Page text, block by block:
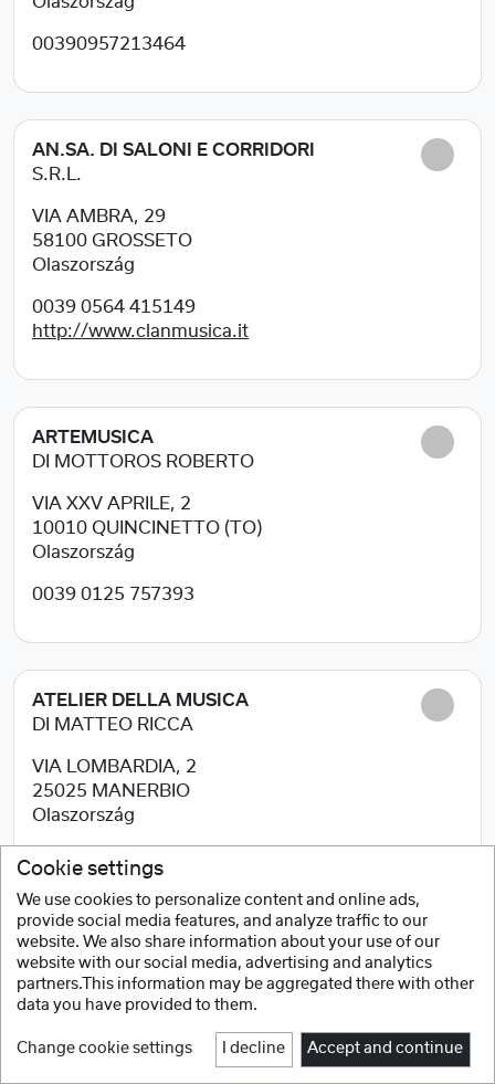
00390957213464
AN.SA. DI SALONI E CORRIDORI
S.R.L.
VIA AMBRA, 29
58100 GROSSETO
Olaszország
0039 0564 415149
http://www.clanmusica.it
ARTEMUSICA
DI MOTTOROS ROBERTO
VIA XXV APRILE, 2
10010 QUINCINETTO (TO)
Olaszország
0039 0125 757393
ATELIER DELLA MUSICA
DI MATTEO RICCA
VIA LOMBARDIA, 2
25025 MANERBIO
Olaszország
0309380055
BOMBARDINO
VIA MANDURIA,118
Olaszország
Cookie settings
We use cookies to personalize content and online ads,
provide social media features, and analyze traffic to our
website. We also share information about your use of our
website with our social media, advertising and analytics
partners.This information may be aggregated there with other
data you have provided to them.
Change cookie settings I decline Accept and continue